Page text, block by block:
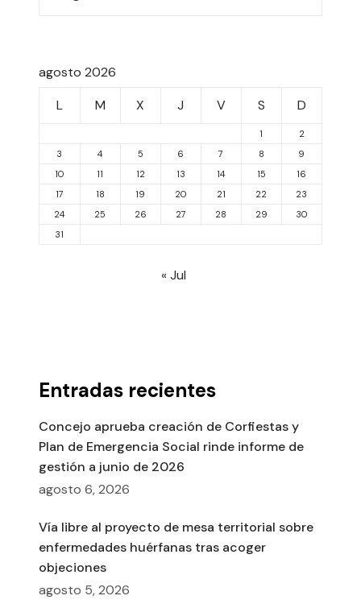
agosto 2026
L
M X J V S D
1
2
3
4 5 6 7 8
9
10
11 12 13 14 15
16
17
18 19 20 21 22
23
24
25 26 27 28 29
30
31
« Jul
Entradas recientes
Concejo aprueba creación de Corfiestas y
Plan de Emergencia Social rinde informe de
gestión a junio de 2026
agosto 6, 2026
Vía libre al proyecto de mesa territorial sobre
enfermedades huérfanas tras acoger
objeciones
agosto 5, 2026